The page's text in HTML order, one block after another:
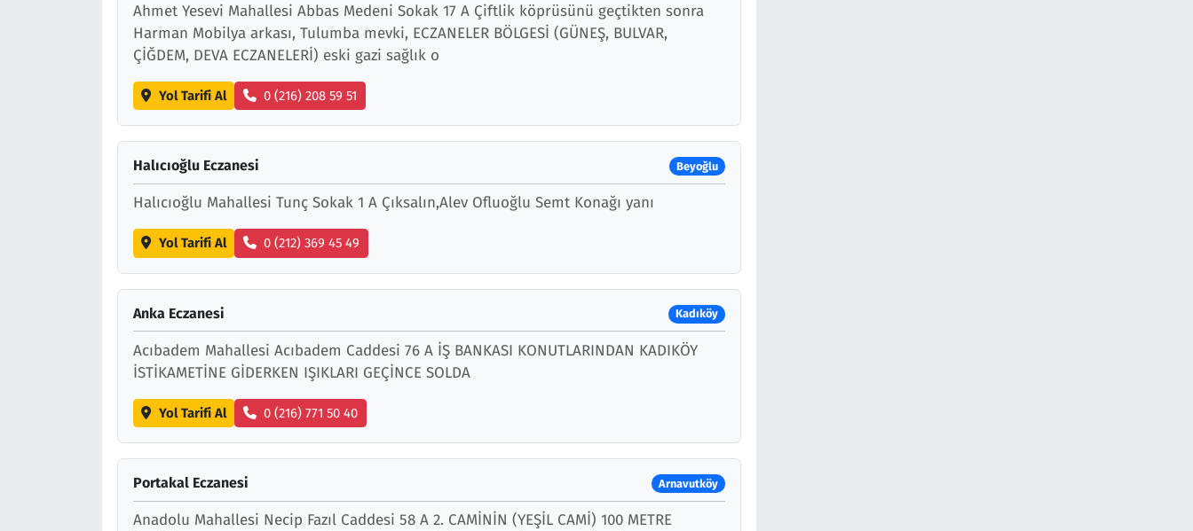
Ahmet Yesevi Mahallesi Abbas Medeni Sokak 17 A Çiftlik köprüsünü geçtikten sonra
Harman Mobilya arkası, Tulumba mevki, ECZANELER BÖLGESİ (GÜNEŞ, BULVAR,
ÇİĞDEM, DEVA ECZANELERİ) eski gazi sağlık o
Yol Tarifi Al 0 (216) 208 59 51
Halıcıoğlu Eczanesi Beyoğlu
Halıcıoğlu Mahallesi Tunç Sokak 1 A Çıksalın,Alev Ofluoğlu Semt Konağı yanı
Yol Tarifi Al 0 (212) 369 45 49
Anka Eczanesi Kadıköy
Acıbadem Mahallesi Acıbadem Caddesi 76 A İŞ BANKASI KONUTLARINDAN KADIKÖY
İSTİKAMETİNE GİDERKEN IŞIKLARI GEÇİNCE SOLDA
Yol Tarifi Al 0 (216) 771 50 40
Portakal Eczanesi Arnavutköy
Anadolu Mahallesi Necip Fazıl Caddesi 58 A 2. CAMİNİN (YEŞİL CAMİ) 100 METRE